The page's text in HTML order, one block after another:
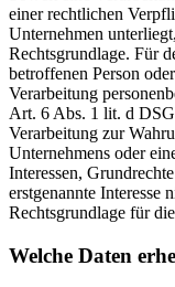
einer rechtlichen
Unternehmen
Rechtsgrundlage. Für
betroffenen Person
Verarbeitung
Art. 6 Abs. 1 lit. d
Verarbeitung zur
Unternehmens oder
Interessen,
erstgenannte
Rechtsgrundlage für
Welche Daten